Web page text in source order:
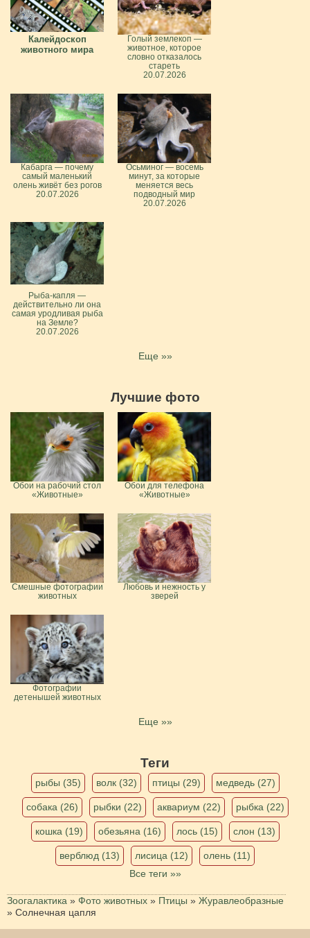
Калейдоскоп
животного мира
Голый землекоп —
животное, которое
словно отказалось
стареть
20.07.2026
Кабарга — почему
самый маленький
олень живёт без рогов
20.07.2026
Осьминог — восемь
минут, за которые
меняется весь
подводный мир
20.07.2026
Рыба-капля —
действительно ли она
самая уродливая рыба
на Земле?
20.07.2026
Еще »»
Лучшие фото
Обои на рабочий стол
«Животные»
Обои для телефона
«Животные»
Смешные фотографии
животных
Любовь и нежность у
зверей
Фотографии
детенышей животных
Еще »»
Теги
рыбы (35) волк (32) птицы (29) медведь (27)
собака (26) рыбки (22) аквариум (22) рыбка (22)
кошка (19) обезьяна (16) лось (15) слон (13)
верблюд (13) лисица (12)
олень (11)
Все теги »»
Зоогалактика » Фото животных » Птицы » Журавлеобразные
» Солнечная цапля